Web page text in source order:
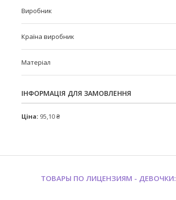
Виробник
Країна виробник
Матеріал
ІНФОРМАЦІЯ ДЛЯ ЗАМОВЛЕННЯ
Ціна: 95,10 ₴
ТОВАРЫ ПО ЛИЦЕНЗИЯМ - ДЕВОЧКИ: